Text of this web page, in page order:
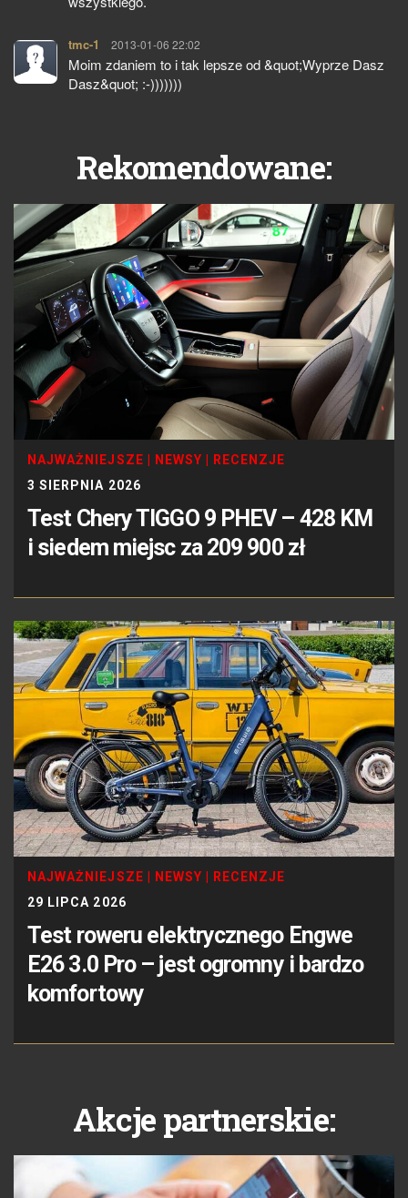
tmc-1 pisze:
2013-01-06 22:02
Moim zdaniem to i tak lepsze od &quot;Wyprze Dasz
Dasz&quot; :-)))))))
Rekomendowane:
NAJWAŻNIEJSZE NEWSY
RECENZJE
3 SIERPNIA 2026
Test Chery TIGGO 9 PHEV – 428 KM
i siedem miejsc za 209 900 zł
NAJWAŻNIEJSZE NEWSY
RECENZJE
29 LIPCA 2026
Test roweru elektrycznego Engwe
E26 3.0 Pro – jest ogromny i bardzo
komfortowy
Akcje partnerskie: